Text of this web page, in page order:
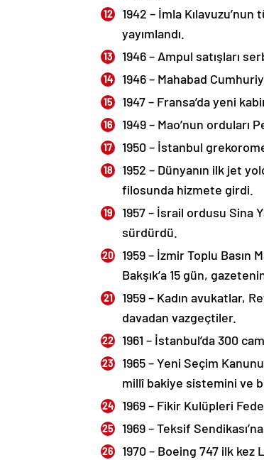
1942 – İmla
yayımlandı.
1946 – Ampul satışları
1946 – Mahabad
1947 – Fransa’da yeni
1949 – Mao’nun orduları
1950 – İstanbul
1952 – Dünyanın ilk jet
filosunda hizmete girdi.
1957 – İsrail ordusu Sina
sürdürdü.
1959 – İzmir Toplu Basın
Bakşık’a 15 gün,
1959 – Kadın avukatlar,
davadan vazgeçtiler.
1961 – İstanbul’da 300
1965 – Yeni Seçim
millî bakiye sistemini ve
1969 – Fikir Kulüpleri
1969 – Teksif
1970 – Boeing 747 ilk kez